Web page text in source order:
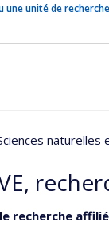
une unité de recherche
naturelles
recherche